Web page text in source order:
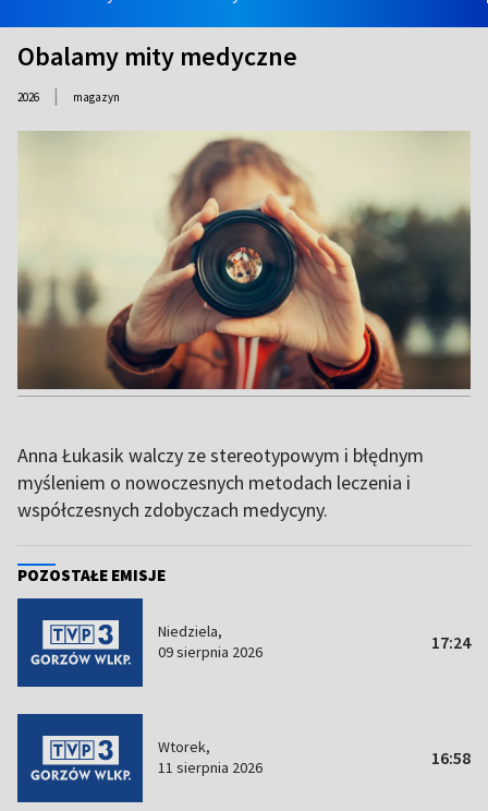
Obalamy mity medyczne
2026 | magazyn
Anna Łukasik walczy ze stereotypowym i błędnym
myśleniem o nowoczesnych metodach leczenia i
współczesnych zdobyczach medycyny.
POZOSTAŁE EMISJE
Niedziela,
09 sierpnia 2026
17:24
Wtorek,
11 sierpnia 2026
16:58